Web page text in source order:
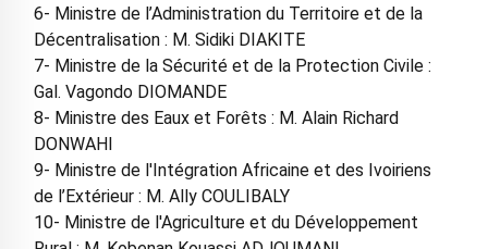
6- Ministre de l’Administration du Territoire et de la
Décentralisation : M. Sidiki DIAKITE
7- Ministre de la Sécurité et de la Protection Civile :
Gal. Vagondo DIOMANDE
8- Ministre des Eaux et Forêts : M. Alain Richard
DONWAHI
9- Ministre de l'Intégration Africaine et des Ivoiriens
de l’Extérieur : M. Ally COULIBALY
10- Ministre de l'Agriculture et du Développement